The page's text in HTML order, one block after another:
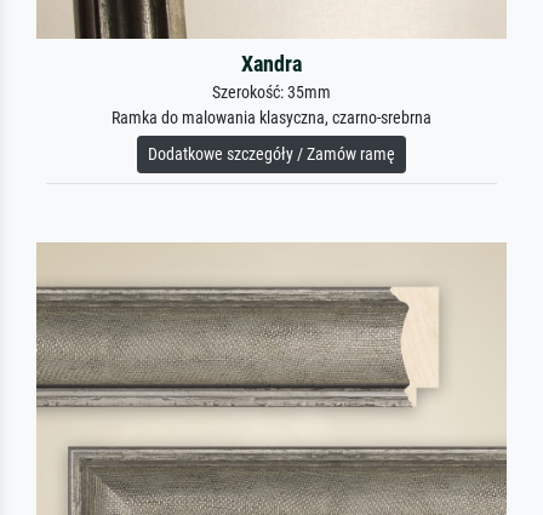
Xandra
Szerokość: 35mm
Ramka do malowania klasyczna, czarno-srebrna
Dodatkowe szczegóły / Zamów ramę